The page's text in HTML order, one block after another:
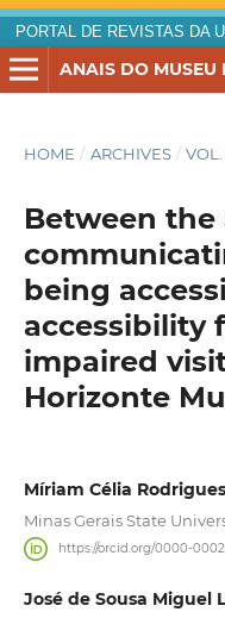
PORTAL DE REVISTAS DA
HOME / ARCHIVES /
Between the
being
accessibility
impaired
Horizonte
Míriam Célia
Minas Gerais State
https://orcid.org/0000-
José de Sousa Miguel